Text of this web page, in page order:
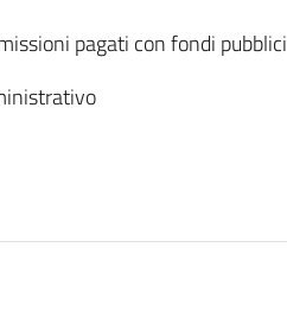
pagati con fondi pubblici